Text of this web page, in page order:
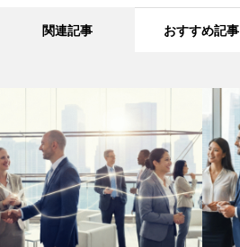
関連記事 おすすめ記事